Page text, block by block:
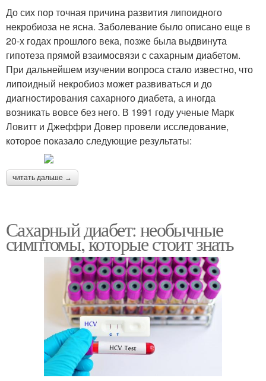
До сих пор точная причина развития липоидного
некробиоза не ясна. Заболевание было описано еще в
20-х годах прошлого века, позже была выдвинута
гипотеза прямой взаимосвязи с сахарным диабетом.
При дальнейшем изучении вопроса стало известно, что
липоидный некробиоз может развиваться и до
диагностирования сахарного диабета, а иногда
возникать вовсе без него. В 1991 году ученые Марк
Ловитт и Джеффри Довер провели исследование,
которое показало следующие результаты:
читать дальше →
Сахарный диабет: необычные
симптомы, которые стоит знать